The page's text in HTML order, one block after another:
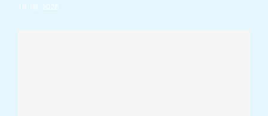
10. 08. 2026